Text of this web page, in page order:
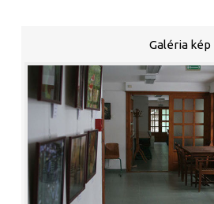
Galéria kép